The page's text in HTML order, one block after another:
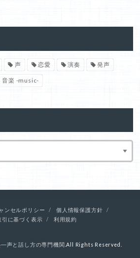
声 恋愛 演奏 発声
音楽 -music-
ンセルポリシー
個人情報保護方針
引に基づく表示
利用規約
―声と話し方の専門機関 .All Rights Reserved.